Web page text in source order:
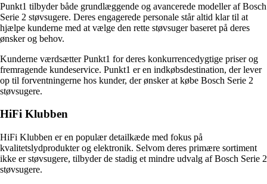
Punkt1 tilbyder både grundlæggende og avancerede modeller af Bosch
Serie 2 støvsugere. Deres engagerede personale står altid klar til at
hjælpe kunderne med at vælge den rette støvsuger baseret på deres
ønsker og behov.
Kunderne værdsætter Punkt1 for deres konkurrencedygtige priser og
fremragende kundeservice. Punkt1 er en indkøbsdestination, der lever
op til forventningerne hos kunder, der ønsker at købe Bosch Serie 2
støvsugere.
HiFi Klubben
HiFi Klubben er en populær detailkæde med fokus på
kvalitetslydprodukter og elektronik. Selvom deres primære sortiment
ikke er støvsugere, tilbyder de stadig et mindre udvalg af Bosch Serie 2
støvsugere.